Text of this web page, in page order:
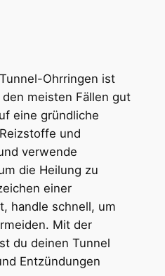
Ohrringen ist
meisten Fällen gut
eine gründliche
und
verwende
die Heilung zu
einer
handle schnell, um
Mit der
du deinen Tunnel
Entzündungen